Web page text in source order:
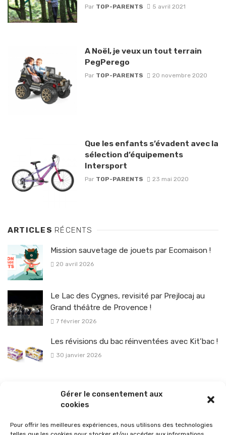
Gérer le consentement aux
cookies
Pour offrir les meilleures expériences, nous utilisons des technologies
Par TOP-PARENTS 5 avril 2021
A Noël, je veux un tout terrain
PegPerego
Par TOP-PARENTS 20 novembre 2020
Que les enfants s’évadent avec la
sélection d’équipements
Intersport
Par TOP-PARENTS 23 mai 2020
ARTICLES RÉCENTS
Mission sauvetage de jouets par Ecomaison !
20 avril 2026
Le Lac des Cygnes, revisité par Prejlocaj au
Grand théâtre de Provence !
7 février 2026
Les révisions du bac réinventées avec Kit’bac !
30 janvier 2026